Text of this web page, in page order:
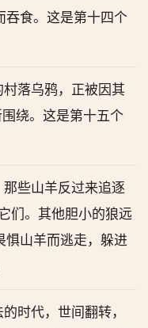
吞食。这是第十四个
落乌鸦，正被因其
绕。这是第十五个
些山羊反过来追逐
们。其他胆小的狼远
惧山羊而逃走，躲进
时代，世间翻转，